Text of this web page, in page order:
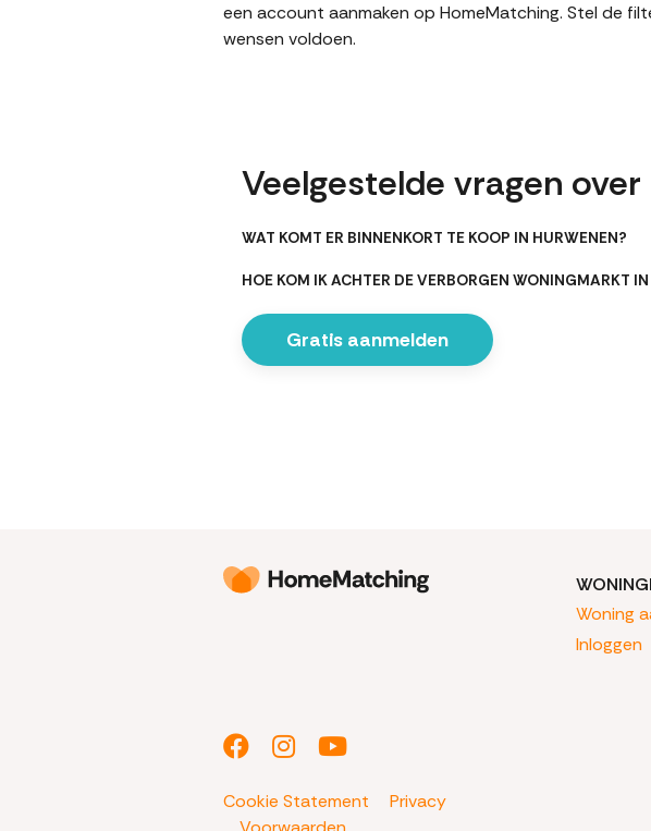
een account aanmaken op HomeMatching. Stel de
wensen voldoen.
Veelgestelde vragen
WAT KOMT ER BINNENKORT TE KOOP IN HURWENEN?
HOE KOM IK ACHTER DE VERBORGEN WONINGMARKT
Gratis aanmelden
Cookie Statement
Privacy
Woning
Inloggen